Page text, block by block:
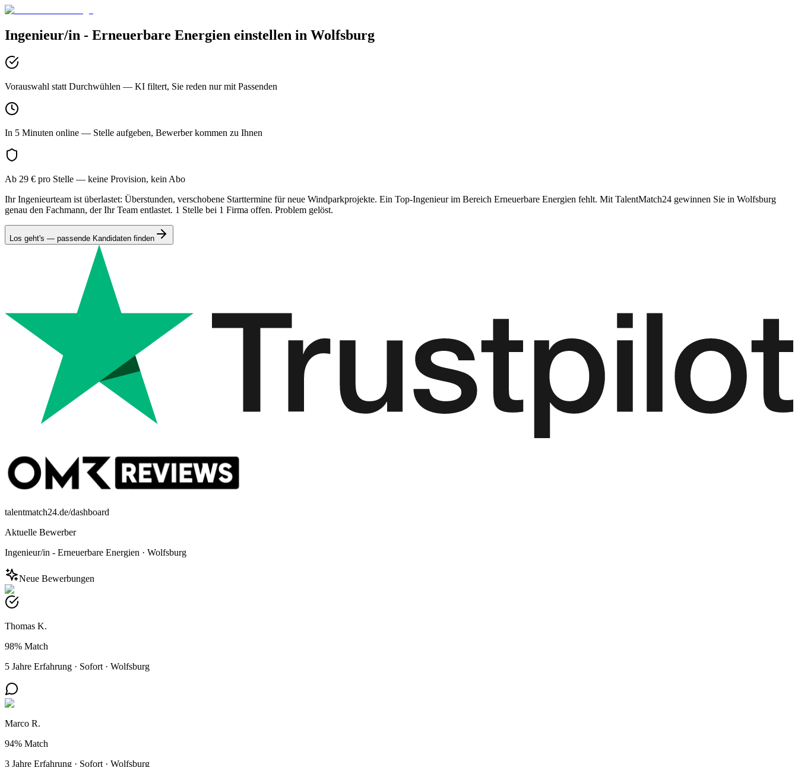
Ingenieur/in - Erneuerbare Energien einstellen in Wolfsburg
Vorauswahl statt Durchwühlen — KI filtert, Sie reden nur mit Passenden
In 5 Minuten online — Stelle aufgeben, Bewerber kommen zu Ihnen
Ab 29 € pro Stelle — keine Provision, kein Abo
Ihr Ingenieurteam ist überlastet: Überstunden, verschobene Starttermine für neue Windparkprojekte. Ein Top-Ingenieur im Bereich Erneuerbare Energien fehlt. Mit TalentMatch24 gewinnen Sie in Wolfsburg
genau den Fachmann, der Ihr Team entlastet. 1 Stelle bei 1 Firma offen. Problem gelöst.
Los geht's — passende Kandidaten finden
talentmatch24.de/dashboard
Aktuelle Bewerber
Ingenieur/in - Erneuerbare Energien · Wolfsburg
Neue Bewerbungen
Thomas K.
98% Match
5 Jahre Erfahrung · Sofort · Wolfsburg
Marco R.
94% Match
3 Jahre Erfahrung · Sofort · Wolfsburg